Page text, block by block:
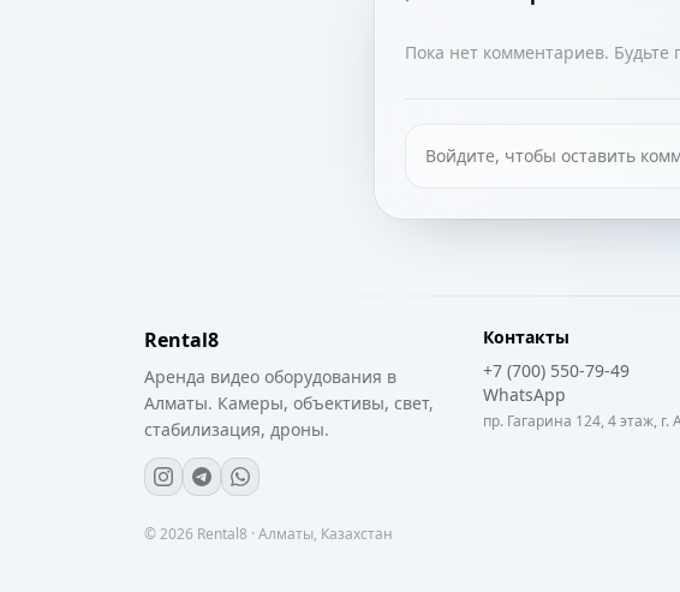
Пока нет комментариев. Будьте
Войдите, чтобы оставить
Rental8
Аренда видео оборудования в
Алматы. Камеры, объективы, свет,
стабилизация, дроны.
Контакты
+7 (700) 550-79-49
WhatsApp
пр. Гагарина 124, 4 этаж, г.
©2026 Rental8 · Алматы, Казахстан